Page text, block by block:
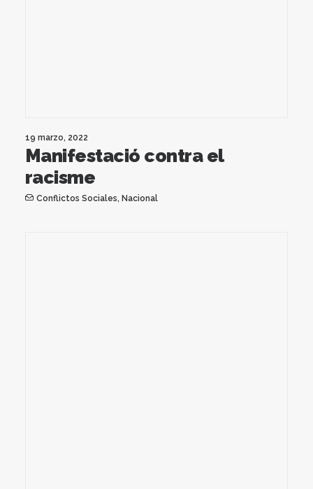
19 marzo, 2022
Manifestació contra el
racisme
Conflictos Sociales, Nacional